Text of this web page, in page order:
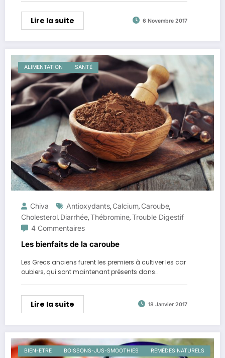
Lire la suite 6 Novembre 2017
ALIMENTATION SANTÉ
Chiva Antioxydants, Calcium, Caroube,
Cholesterol, Diarrhée,Thébromine,Trouble Digestif
4 Commentaires
Les bienfaits de la caroube
Les Grecs anciens furent les premiers à cultiver les car
oubiers, qui sont maintenant présents dans…
Lire la suite 18 Janvier 2017
BIEN-ETRE BOISSONS-JUS-SMOOTHIES REMÈDES NATURELS